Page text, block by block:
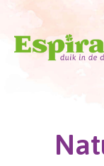
Doorgaan
inhoud